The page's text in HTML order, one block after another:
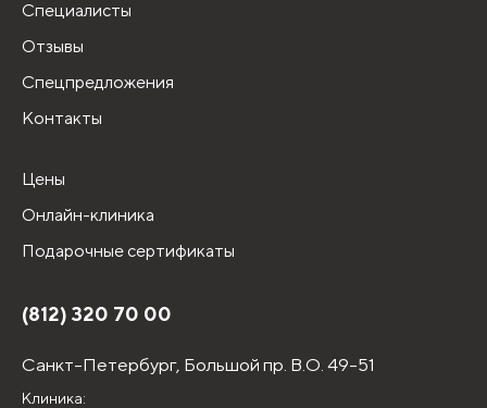
Специалисты
Отзывы
Спецпредложения
Контакты
Цены
Онлайн-клиника
Подарочные сертификаты
(812) 320 70 00
Санкт-Петербург, Большой пр. В.О. 49-51
Клиника: